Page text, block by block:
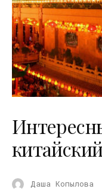
Даша Копылова